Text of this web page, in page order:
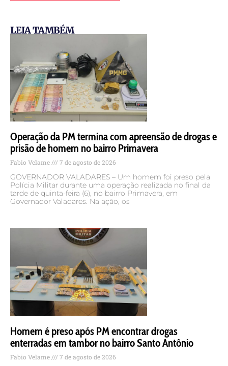
LEIA TAMBÉM
Operação da PM termina com apreensão de drogas e
prisão de homem no bairro Primavera
Fabio Velame 7 de agosto de 2026
GOVERNADOR VALADARES – Um homem foi preso pela
Polícia Militar durante uma operação realizada no final da
tarde de quinta-feira (6), no bairro Primavera, em
Governador Valadares. Na ação, os
Homem é preso após PM encontrar drogas
enterradas em tambor no bairro Santo Antônio
Fabio Velame 7 de agosto de 2026